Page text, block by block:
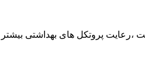
،رعایت پروتکل های بهداشتی